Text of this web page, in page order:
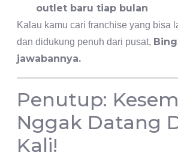
outlet baru tiap bulan
Kalau kamu cari franchise yang bisa
dan didukung penuh dari pusat,
jawabannya.
Penutup:
Nggak Datang
Kali!